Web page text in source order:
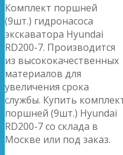
Комплект поршней
(9шт.) гидронасоса
экскаватора Hyundai
RD200-7. Производится
из высококачественных
материалов для
увеличения срока
службы. Купить
поршней (9шт.) Hyundai
RD200-7 со склада в
Москве или под заказ.